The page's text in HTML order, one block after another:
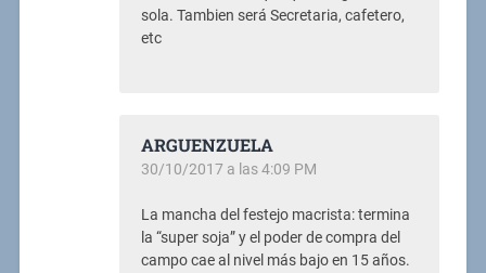
sola. Tambien será Secretaria, cafetero,
etc
ARGUENZUELA
30/10/2017 a las 4:09 PM
La mancha del festejo macrista: termina
la “super soja” y el poder de compra del
campo cae al nivel más bajo en 15 años.